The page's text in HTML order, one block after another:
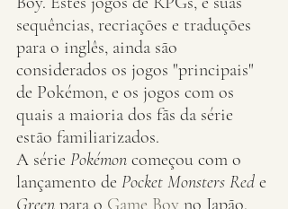
sequências, recriações e traduções
para o inglês, ainda são
considerados os jogos "principais"
de Pokémon, e os jogos com os
quais a maioria dos fãs da série
estão familiarizados.
A série Pokémon começou com o
lançamento de Pocket Monsters Red e
Green para o Game Boy no Japão.